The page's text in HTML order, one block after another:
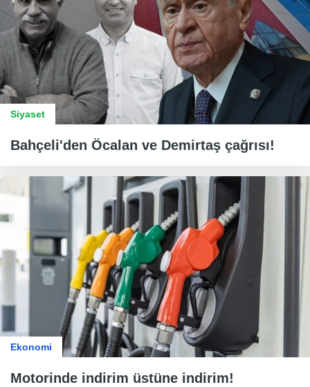
Siyaset
Bahçeli'den Öcalan ve Demirtaş çağrısı!
Ekonomi
Motorinde indirim üstüne indirim!